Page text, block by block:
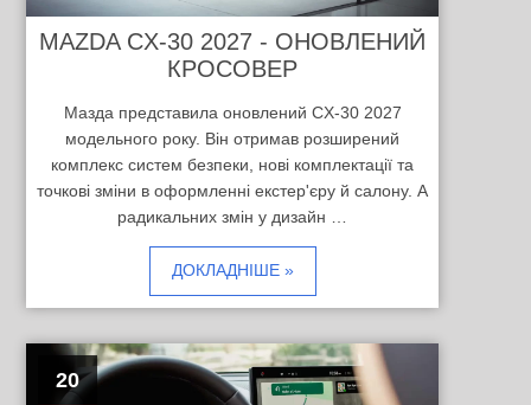
MAZDA CX-30 2027 - ОНОВЛЕНИЙ
КРОСОВЕР
Мазда представила оновлений CX-30 2027
модельного року. Він отримав розширений
комплекс систем безпеки, нові комплектації та
точкові зміни в оформленні екстер'єру й салону. А
радикальних змін у дизайн …
ДОКЛАДНІШЕ »
20